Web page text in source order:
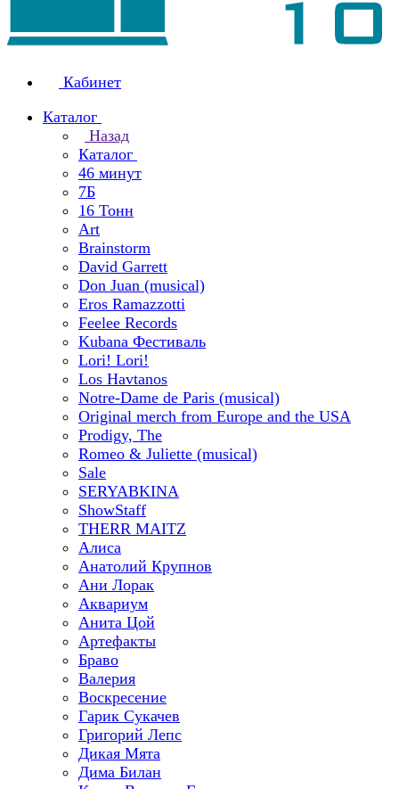
Кабинет
Каталог
Назад
Каталог
46 минут
7Б
16 Тонн
Art
Brainstorm
David Garrett
Don Juan (musical)
Eros Ramazzotti
Feelee Records
Kubana Фестиваль
Lori! Lori!
Los Havtanos
Notre-Dame de Paris (musical)
Original merch from Europe and the USA
Prodigy, The
Romeo & Juliette (musical)
Sale
SERYABKINA
ShowStaff
THERR MAITZ
Алиса
Анатолий Крупнов
Ани Лорак
Аквариум
Анита Цой
Артефакты
Браво
Валерия
Воскресение
Гарик Сукачев
Григорий Лепс
Дикая Мята
Дима Билан